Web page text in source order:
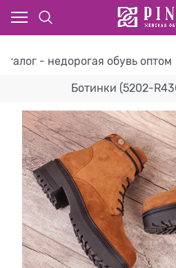
- недорогая обувь оптом
Ботинки (5202-